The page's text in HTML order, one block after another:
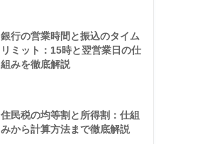
銀行の営業時間と振込のタイム
リミット：15時と翌営業日の仕
組みを徹底解説
住民税の均等割と所得割：仕組
みから計算方法まで徹底解説